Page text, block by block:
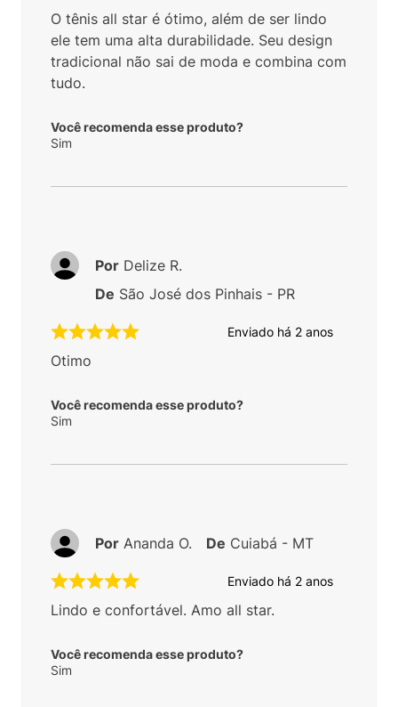
O tênis all star é ótimo, além de ser lindo
ele tem uma alta durabilidade. Seu design
tradicional não sai de moda e combina com
tudo.
Você recomenda esse produto?
Sim
Enviado há 2 anos
Otimo
Você recomenda esse produto?
Sim
Por Delize R.
De São José dos Pinhais - PR
Enviado há 2 anos
Lindo e confortável. Amo all star.
Você recomenda esse produto?
Sim
Por Ananda O. De Cuiabá - MT